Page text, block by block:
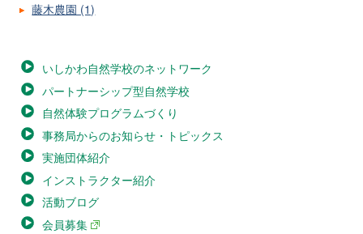
藤木農園 (1)
いしかわ自然学校のネットワーク
パートナーシップ型自然学校
自然体験プログラムづくり
事務局からのお知らせ・トピックス
実施団体紹介
インストラクター紹介
活動ブログ
会員募集